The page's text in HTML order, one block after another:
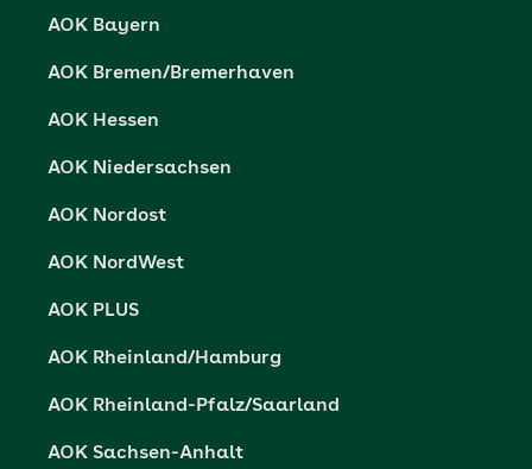
Vertriebspartner-Service
AOK Bayern
AOK Bremen/Bremerhaven
AOK Hessen
AOK Niedersachsen
AOK Nordost
AOK NordWest
AOK PLUS
AOK Rheinland/Hamburg
AOK Rheinland-Pfalz/Saarland
AOK Sachsen-Anhalt